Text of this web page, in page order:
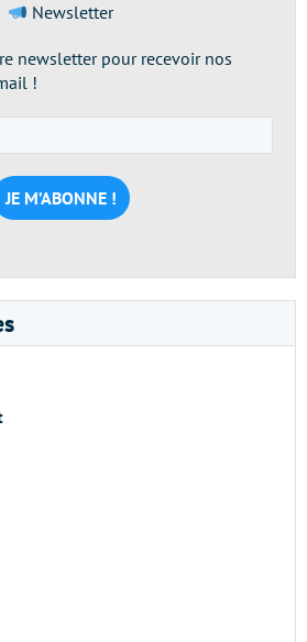
Newsletter
newsletter pour recevoir nos
!
e-
mail
*